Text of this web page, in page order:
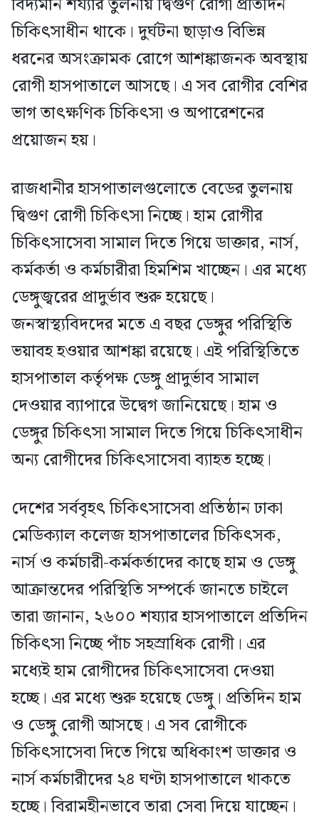
চিকিৎসাধীন থাকে। দুর্ঘটনা ছাড়াও বিভিন্ন
ধরনের অসংক্রামক রোগে আশঙ্কাজনক অবস্থায়
রোগী হাসপাতালে আসছে। এ সব রোগীর বেশির
ভাগ তাৎক্ষণিক চিকিৎসা ও অপারেশনের
প্রয়োজন হয়।
রাজধানীর হাসপাতালগুলোতে বেডের তুলনায়
দ্বিগুণ রোগী চিকিৎসা নিচ্ছে। হাম রোগীর
চিকিৎসাসেবা সামাল দিতে গিয়ে ডাক্তার, নার্স,
কর্মকর্তা ও কর্মচারীরা হিমশিম খাচ্ছেন। এর মধ্যে
ডেঙ্গুজ্বরের প্রাদুর্ভাব শুরু হয়েছে।
জনস্বাস্থ্যবিদদের মতে এ বছর ডেঙ্গুর পরিস্থিতি
ভয়াবহ হওয়ার আশঙ্কা রয়েছে। এই পরিস্থিতিতে
হাসপাতাল কর্তৃপক্ষ ডেঙ্গু প্রাদুর্ভাব সামাল
দেওয়ার ব্যাপারে উদ্বেগ জানিয়েছে। হাম ও
ডেঙ্গুর চিকিৎসা সামাল দিতে গিয়ে চিকিৎসাধীন
অন্য রোগীদের চিকিৎসাসেবা ব্যাহত হচ্ছে।
দেশের সর্ববৃহৎ চিকিৎসাসেবা প্রতিষ্ঠান ঢাকা
মেডিক্যাল কলেজ হাসপাতালের চিকিৎসক,
নার্স ও কর্মচারী-কর্মকর্তাদের কাছে হাম ও ডেঙ্গু
আক্রান্তদের পরিস্থিতি সম্পর্কে জানতে চাইলে
তারা জানান, ২৬০০ শয্যার হাসপাতালে প্রতিদিন
চিকিৎসা নিচ্ছে পাঁচ সহস্রাধিক রোগী। এর
মধ্যেই হাম রোগীদের চিকিৎসাসেবা দেওয়া
হচ্ছে। এর মধ্যে শুরু হয়েছে ডেঙ্গু। প্রতিদিন হাম
ও ডেঙ্গু রোগী আসছে। এ সব রোগীকে
চিকিৎসাসেবা দিতে গিয়ে অধিকাংশ ডাক্তার ও
নার্স কর্মচারীদের ২৪ ঘণ্টা হাসপাতালে থাকতে
হচ্ছে। বিরামহীনভাবে তারা সেবা দিয়ে যাচ্ছেন।